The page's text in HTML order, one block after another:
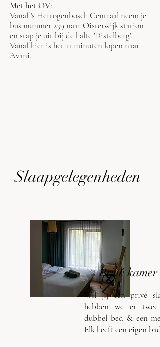
Met het OV:
Vanaf 's Hertogenbosch Centraal neem je
bus nummer 239 naar Oisterwijk station
en stap je uit bij de halte 'Distelberg'.
Vanaf hier is het 11 minuten lopen naar
Avani.
Slaapgelegenheden
Privé kamer
Wil jij een privé
hebben we er twee
dubbel bed & een
Elk heeft een eigen